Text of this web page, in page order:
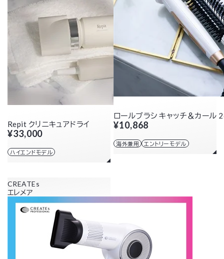
Repit クリニキュアドライ
¥33,000
ハイエンドモデル
ロールブラシ キャッチ＆カール
¥10,868
海外兼用 エントリーモデル
CREATEs
エレメア